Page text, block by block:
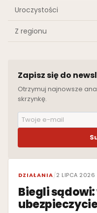
Uroczystości
Z regionu
Zapisz się do
Otrzymuj najnowsze
skrzynkę.
WYRÓŻNIONE
DZIAŁANIA/2 LIPCA 2026
Biegli